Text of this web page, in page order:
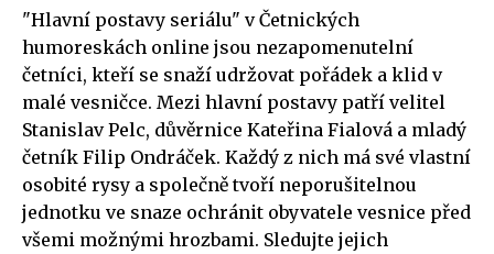
"Hlavní postavy seriálu" v Četnických
humoreskách online jsou nezapomenutelní
četníci, kteří se snaží udržovat pořádek a klid v
malé vesničce. Mezi hlavní postavy patří velitel
Stanislav Pelc, důvěrnice Kateřina Fialová a mladý
četník Filip Ondráček. Každý z nich má své vlastní
osobité rysy a společně tvoří neporušitelnou
jednotku ve snaze ochránit obyvatele vesnice před
všemi možnými hrozbami. Sledujte jejich